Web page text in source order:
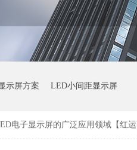
示屏方案 LED小间距显示屏
电子显示屏的广泛应用领域【红运